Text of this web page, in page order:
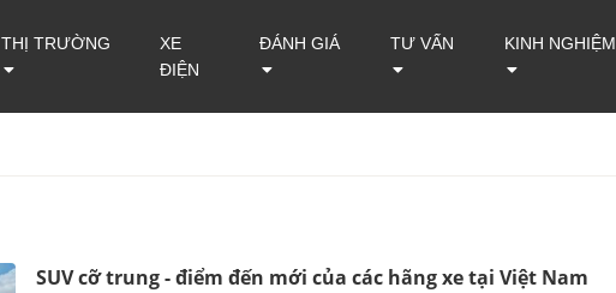
THỊ TRƯỜNG
XE
ĐIỆN
ĐÁNH GIÁ TƯ VẤN KINH NGHIỆM
SUV cỡ trung - điểm đến mới của các hãng xe tại Việt Nam